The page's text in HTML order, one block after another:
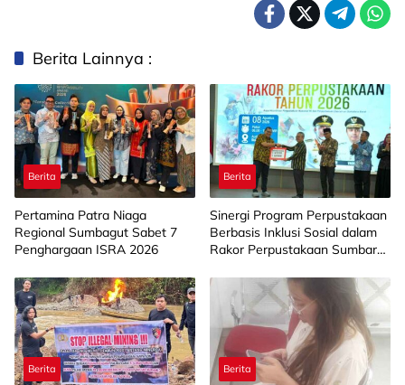
Berita Lainnya :
Berita
Pertamina Patra Niaga
Regional Sumbagut Sabet 7
Penghargaan ISRA 2026
Berita
Sinergi Program Perpustakaan
Berbasis Inklusi Sosial dalam
Rakor Perpustakaan Sumbar
Berita Berita